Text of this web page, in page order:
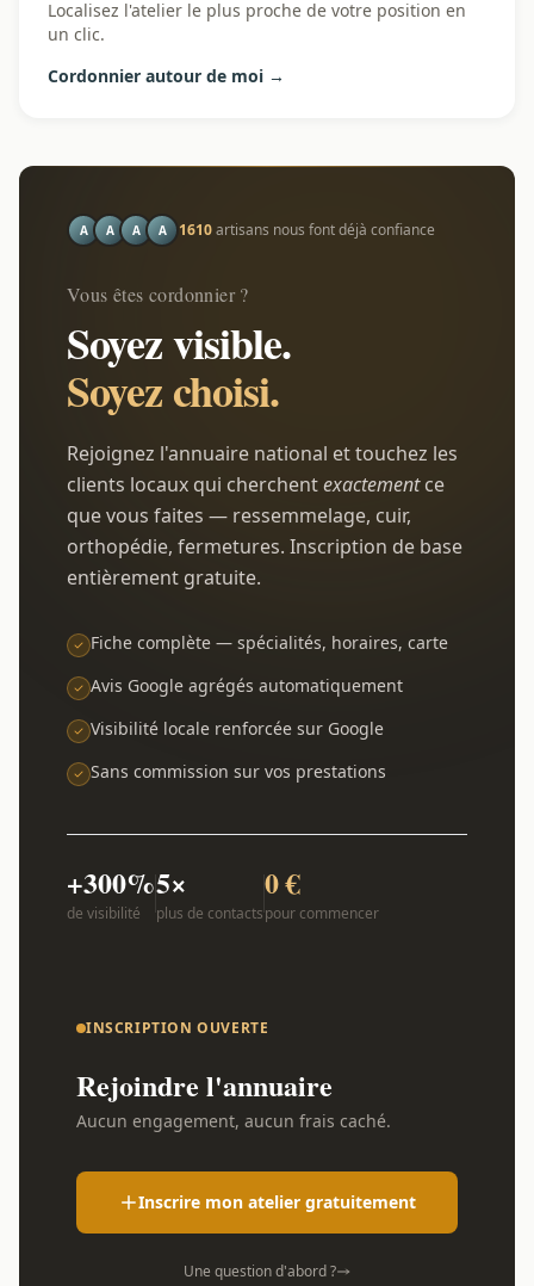
Localisez l'atelier le plus proche de votre position en
un clic.
Cordonnier autour de moi →
A A A A 1610artisans nous font déjà confiance
Vous êtes cordonnier ?
Soyez visible.
Soyez choisi.
Rejoignez l'annuaire national et touchez les
clients locaux qui cherchentexactementce
que vous faites — ressemmelage, cuir,
orthopédie, fermetures. Inscription de base
entièrement gratuite.
Fiche complète — spécialités, horaires, carte
Avis Google agrégés automatiquement
Visibilité locale renforcée sur Google
Sans commission sur vos prestations
+300%
de visibilité
5×
plus de contacts
0 €
pour commencer
INSCRIPTION OUVERTE
Rejoindre l'annuaire
Aucun engagement, aucun frais caché.
Inscrire mon atelier gratuitement
Une question d'abord ?